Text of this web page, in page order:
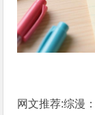
网文推荐:综漫